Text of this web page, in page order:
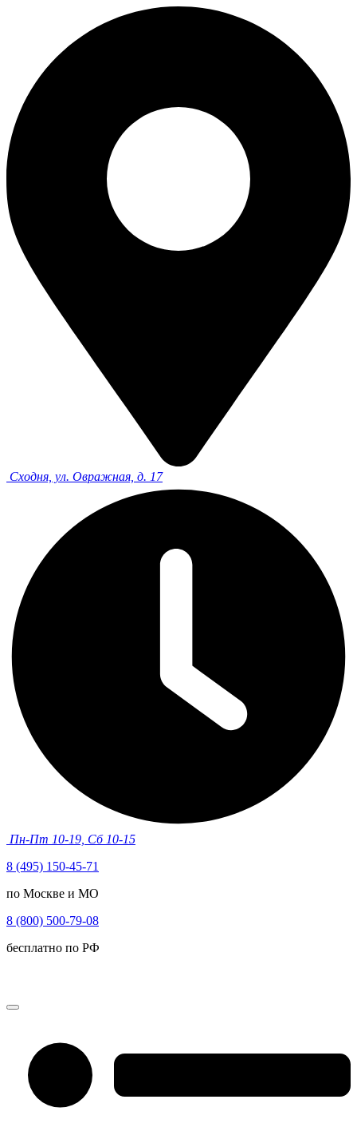
Сходня, ул. Овражная, д. 17
Пн-Пт 10-19, Сб 10-15
8 (495) 150-45-71
по Москве и МО
8 (800) 500-79-08
бесплатно по РФ